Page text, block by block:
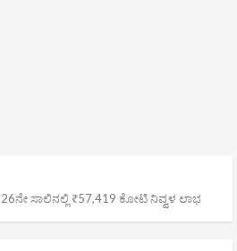
ಸಾಲಿನಲ್ಲಿ ₹57,419 ಕೋಟಿ ನಿವ್ವಳ ಲಾಭ